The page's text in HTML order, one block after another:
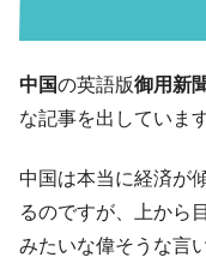
ル」まで拡大 ⇒ 海外
『Money1』
韓国･
い「50.5％」に上昇
た ⇒ 国家が行った恐
断
『Money1』
韓国･
中国の英語版御用新
な記事を出しています
中国は本当に経済が
るのですが、上から
みたいな偉そうな言